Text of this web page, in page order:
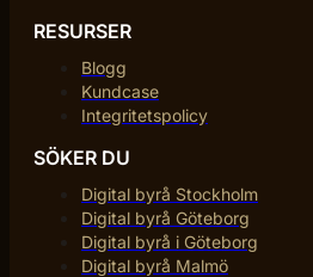
RESURSER
Blogg
Kundcase
Integritetspolicy
SÖKER DU
Digital byrå Stockholm
Digital byrå Göteborg
Digital byrå i Göteborg
Digital byrå Malmö